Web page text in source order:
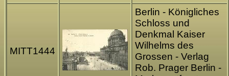
MITT1444
Berlin - Königliches
Schloss und
Denkmal Kaiser
Wilhelms des
Grossen - Verlag
Rob. Prager Berlin -